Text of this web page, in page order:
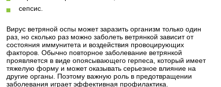
сепсис.
Вирус ветряной оспы может заразить организм только один
раз, но сколько раз можно заболеть ветрянкой зависит от
состояния иммунитета и воздействия провоцирующих
факторов. Обычно повторное заболевание ветрянкой
проявляется в виде опоясывающего герпеса, который имеет
тяжелую форму и может оказывать серьезное влияние на
другие органы. Поэтому важную роль в предотвращении
заболевания играет эффективная профилактика.